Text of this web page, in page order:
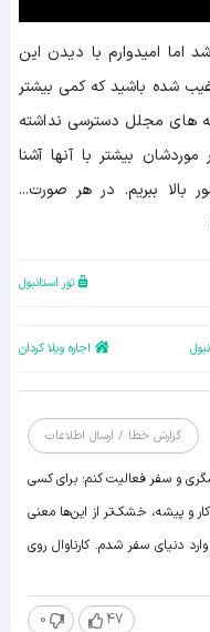
اما امیدوارم با دیدن این
شده باشید که کمی بیشتر
های مجلل دسترسی نداشته
بیشتر با آنها آشنا
بالا ببریم. در هر صورت...
تور استانبول
اجاره ویلا کردان
گزارش خطا / ارسال اطلاعات
و سفر فعالیت کنم؛ برای کسی
و پیشه، خشک‌تر از این‌ها معنی
دنیای سفر شدم. کارناوال روی
47
0